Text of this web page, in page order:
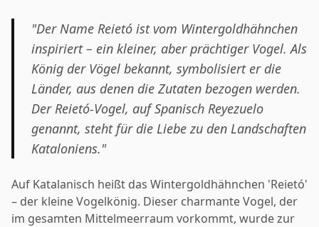
"Der Name Reietó ist vom Wintergoldhähnchen
inspiriert – ein kleiner, aber prächtiger Vogel. Als
König der Vögel bekannt, symbolisiert er die
Länder, aus denen die Zutaten bezogen werden.
Der Reietó-Vogel, auf Spanisch Reyezuelo
genannt, steht für die Liebe zu den Landschaften
Kataloniens."
Auf Katalanisch heißt das Wintergoldhähnchen 'Reietó'
– der kleine Vogelkönig. Dieser charmante Vogel, der
im gesamten Mittelmeerraum vorkommt, wurde zur